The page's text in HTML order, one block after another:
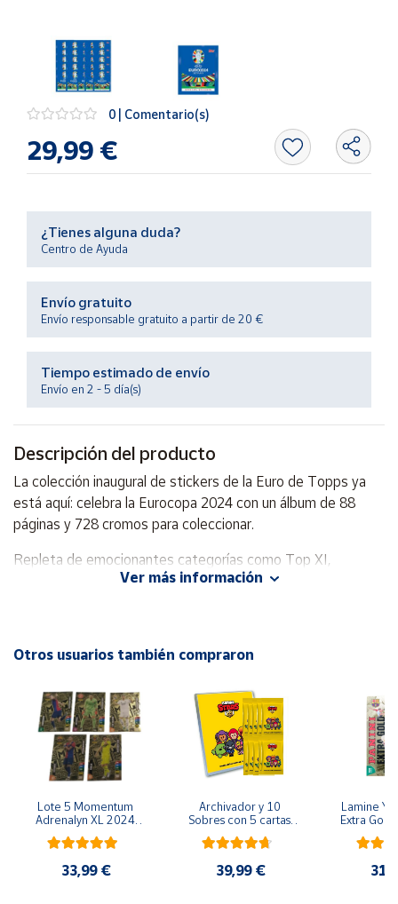
novedades
de Correos
Productos
Centro
de ayuda
Contacto
Vendedores
Mapa de
vendedor
Área
Península
Baleares
Canarias,
Melilla
0 | Comentario(s)
29,99 €
¿Tienes alguna duda?
Centro de Ayuda
Envío gratuito
Envío responsable gratuito a partir de 20 €
Tiempo estimado de envío
Envío en 2 - 5 día(s)
Descripción del producto
La colección inaugural de stickers de la Euro de Topps ya
está aquí: celebra la Eurocopa 2024 con un álbum de 88
páginas y 728 cromos para coleccionar.
Repleta de emocionantes categorías como Top XI,
Captains, Players to Watch, Nation Logos, Artists,
tiene todo lo que necesitas para acercarte a la acción de la
Ver más información
Otros usuarios también compraron
Lote 5 Momentum
Adrenalyn XL 2024
2025 Panini
33,99 €
Archivador y 10
Sobres con 5 cartas
por sobre Brawl Stars
39,99 €
Lamine
Extra Gold
XL 2024